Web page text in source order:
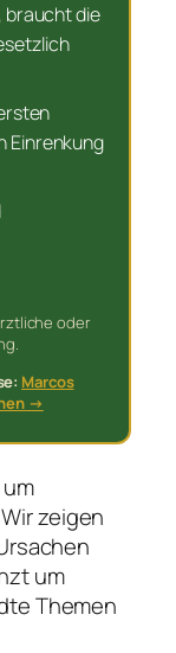
braucht die
Einrenkung
oder
Marcos
→
Wir zeigen
um
Themen